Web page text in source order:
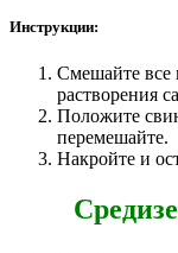
Инструкции:
Смешайте все
растворения
Положите
перемешайте.
Накройте и